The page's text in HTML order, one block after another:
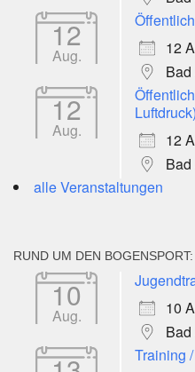
12
Aug.
12
12
Aug.
Luftdruck)
12
alle Veranstaltungen
RUND UM DEN BOGENSPORT:
10
Aug.
10
Training